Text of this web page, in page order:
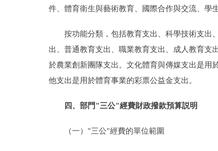
件、體育衛生與藝術教育、國際合作與交流、學
按功能分類，包括教育支出、科學技術支出、
出、普通教育支出、職業教育支出、成人教育支
於農業創新團隊支出。文化體育與傳媒支出是用
他支出是用於體育事業的彩票公益金支出。
四、部門"三公"經費財政撥款預算説明
（一）"三公"經費的單位範圍